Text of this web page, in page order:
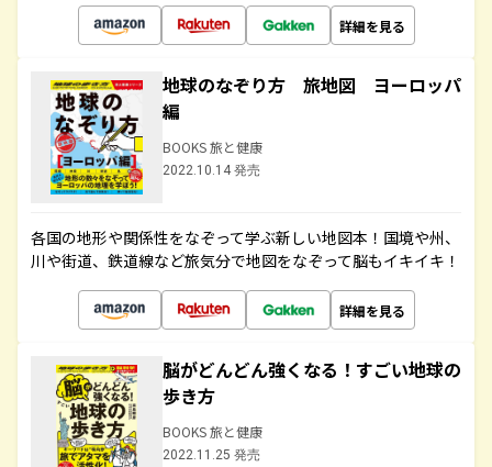
詳細を見る
地球のなぞり方 旅地図 ヨーロッパ
編
BOOKS 旅と健康
2022.10.14 発売
各国の地形や関係性をなぞって学ぶ新しい地図本！国境や州、
川や街道、鉄道線など旅気分で地図をなぞって脳もイキイキ！
詳細を見る
脳がどんどん強くなる！すごい地球の
歩き方
BOOKS 旅と健康
2022.11.25 発売